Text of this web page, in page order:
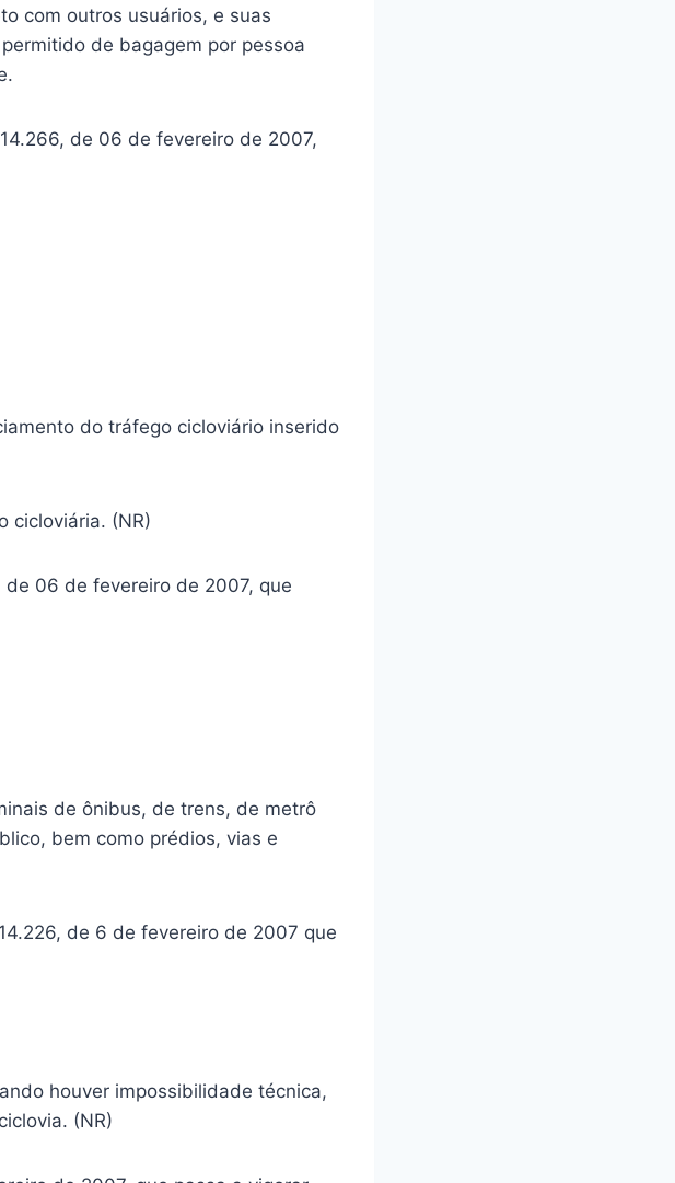
com outros usuários, e suas
de bagagem por pessoa
de 06 de fevereiro de 2007,
do tráfego cicloviário inserido
cicloviária. (NR)
06 de fevereiro de 2007, que
de ônibus, de trens, de metrô
bem como prédios, vias e
de 6 de fevereiro de 2007 que
houver impossibilidade técnica,
(NR)